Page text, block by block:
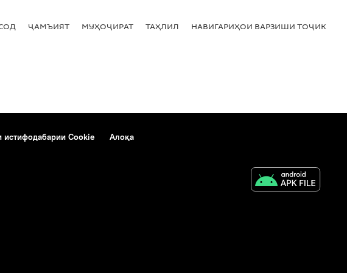
ҶАМЪИЯТ МУҲОҶИРАТ ТАҲЛИЛ НАВИГАРИҲОИ ВАРЗИШИ
истифодабарии Cookie Алоқа